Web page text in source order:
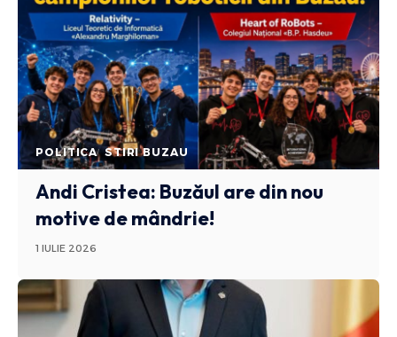
POLITICA STIRI BUZAU
Andi Cristea: Buzăul are din nou
motive de mândrie!
1 IULIE 2026